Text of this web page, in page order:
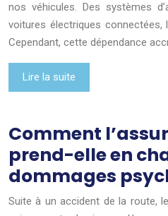
nos véhicules. Des systèmes
voitures électriques connectées,
Cependant, cette dépendance
Lire la suite
Comment
prend-elle en
dommages
Suite à un accident de la route,